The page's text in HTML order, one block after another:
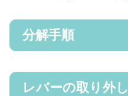
分解手順
レバーの取り外し